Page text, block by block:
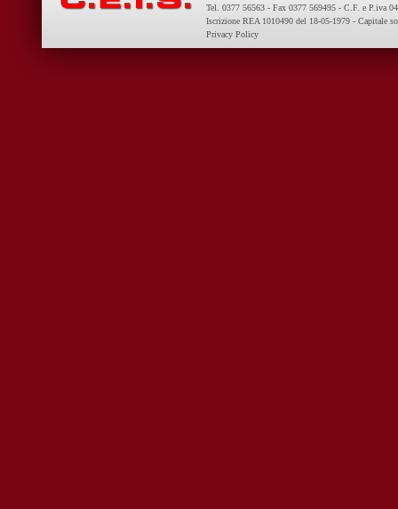
Tel. 0377 56563 - Fax 0377 569495 - C.F. e P.iva
Iscrizione REA 1010490 del 18-05-1979 - Capitale
Privacy Policy